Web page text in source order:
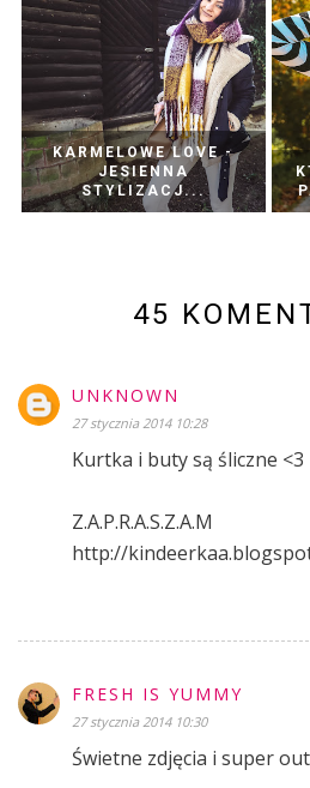
KARMELOWE LOVE -
JESIENNA
STYLIZACJ...
45
UNKNOWN
27 stycznia 2014 10:28
Kurtka i buty są śliczne <3
Z.A.P.R.A.S.Z.A.M
http://
FRESH IS YUMMY
27 stycznia 2014 10:30
Świetne zdjęcia i super